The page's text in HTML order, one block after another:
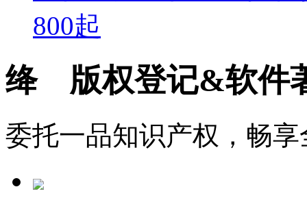
800起
绛 版权登记&软件
委托一品知识产权，畅